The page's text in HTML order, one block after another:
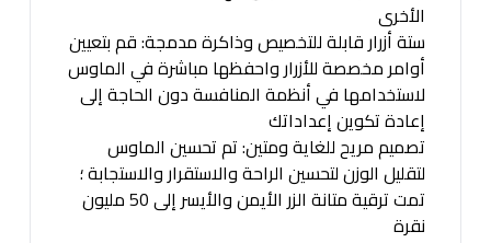
الأخرى
ستة أزرار قابلة للتخصيص وذاكرة مدمجة: قم بتعيين
أوامر مخصصة للأزرار واحفظها مباشرة في الماوس
لاستخدامها في أنظمة المنافسة دون الحاجة إلى
إعادة تكوين إعداداتك
تصميم مريح للغاية ومتين: تم تحسين الماوس
لتقليل الوزن لتحسين الراحة والاستقرار والاستجابة ؛
تمت ترقية متانة الزر الأيمن والأيسر إلى 50 مليون
نقرة